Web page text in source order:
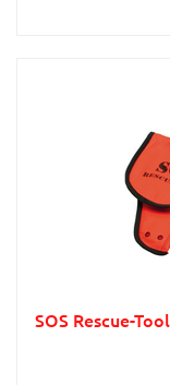
SOS Rescue-